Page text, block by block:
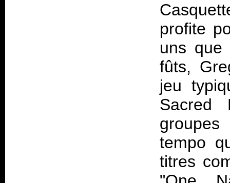
profite
uns que
fûts,
jeu
Sacred
tempo
titres